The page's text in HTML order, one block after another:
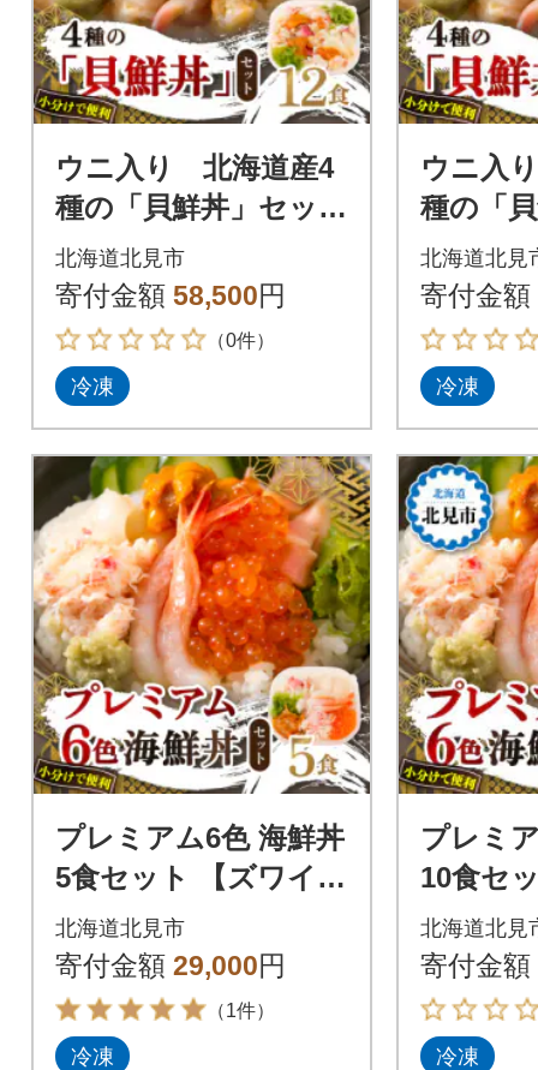
ウニ入り 北海道産4
種の「貝鮮丼」セッ
ト 12食セット【ホ
ッキ貝、ツブ貝、ホ
タテ、うに】小分け
で便利
北海道北見市
寄付金額 58,500円
（0件）
冷凍
ウニ入
種の「
ット 海
キ貝、
テ、う
便利
北海道北見
寄付金額
冷凍
プレミアム6色 海鮮丼
5食セット 【ズワイガ
ニ、ウニ、いくら、
ホタテ、エビ、ホッ
キ】北見市加工
北海道北見市
寄付金額 29,000円
（1件）
冷凍
プレミ
10食セ
ガニ、
ら、ホ
ホッキ
北海道北見
寄付金額
冷凍